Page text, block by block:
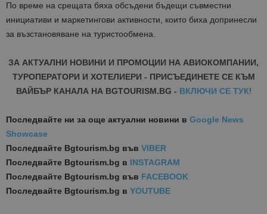
По време на срещата бяха обсъдени бъдещи съвместни
инициативи и маркетингови активности, които биха допринесли
за възстановяване на туристообмена.
ЗА АКТУАЛНИ НОВИНИ И ПРОМОЦИИ НА АВИОКОМПАНИИ,
ТУРОПЕРАТОРИ И ХОТЕЛИЕРИ - ПРИСЪЕДИНЕТЕ СЕ КЪМ
ВАЙБЪР КАНАЛА НА BGTOURISM.BG - ВКЛЮЧИ СЕ ТУК!
Последвайте ни за още актуални новини в Google News
Showcase
Последвайте Bgtourism.bg във VIBER
Последвайте Bgtourism.bg в INSTAGRAM
Последвайте Bgtourism.bg във FACEBOOK
Последвайте Bgtourism.bg в YOUTUBE